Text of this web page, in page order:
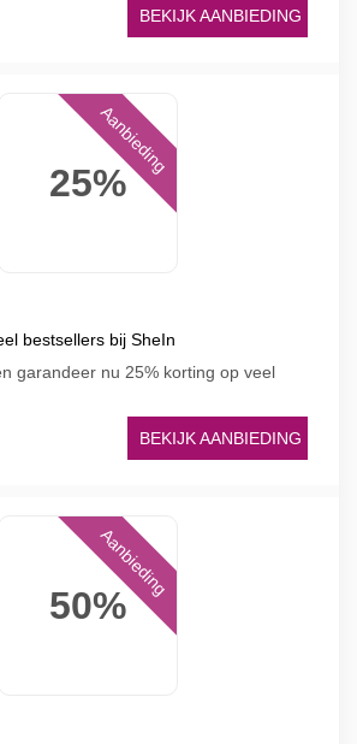
BEKIJK AANBIEDING
25%
Aanbieding
bestsellers bij SheIn
garandeer nu 25% korting op veel
BEKIJK AANBIEDING
50%
Aanbieding